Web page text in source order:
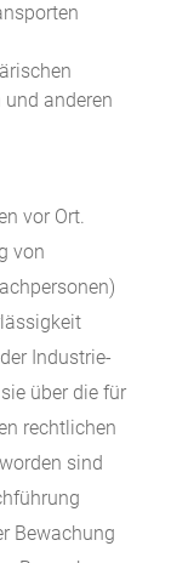
anderen
vor Ort.
von
Industrie-
über die für
rechtlichen
sind
Bewachung